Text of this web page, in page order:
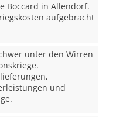
Boccard in Allendorf.
aufgebracht
unter den Wirren
und